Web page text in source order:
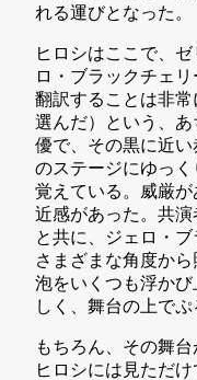
れる運びとなった。
ヒロシはここで、
ロ・ブラックチェ
翻訳することは非
選んだ）という、
優で、その黒に近
のステージにゆっく
覚えている。威厳
近感があった。共
と共に、ジェロ・
さまざまな角度か
泡をいくつも浮か
しく、舞台の上でぷ
もちろん、その舞
ヒロシには見ただ